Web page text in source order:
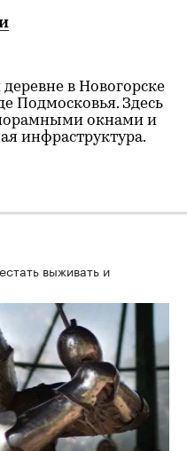
в Новогорске
Подмосковья. Здесь
окнами и
инфраструктура.
выживать и